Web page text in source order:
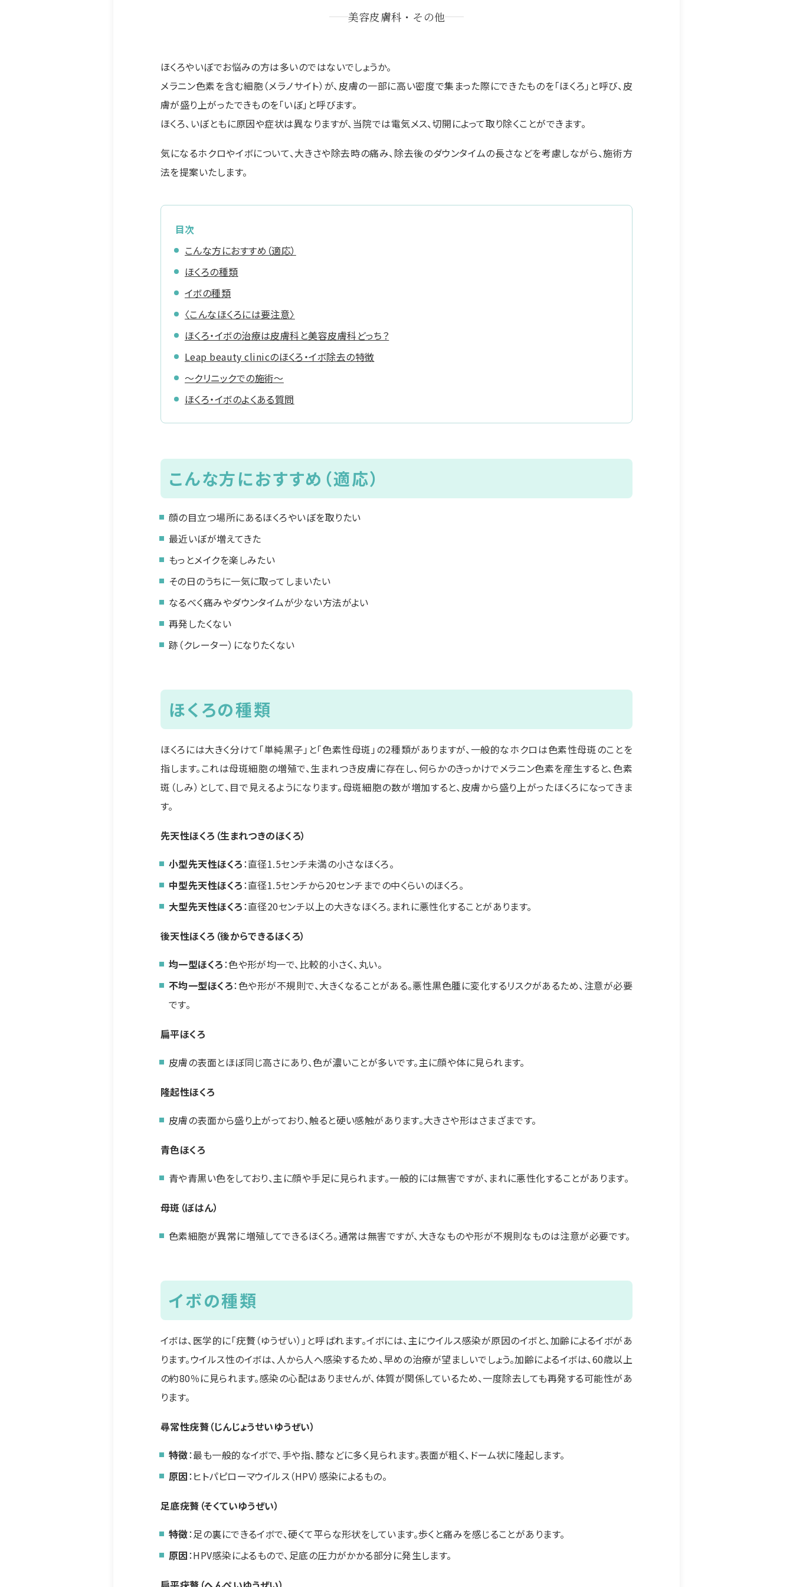
美容皮膚科・その他
ほくろやいぼでお悩みの方は多いのではないでしょうか。
メラニン色素を含む細胞（メラノサイト）が、皮膚の一部に高い密度で集まった際にできたものを「ほくろ」と呼び、皮
膚が盛り上がったできものを「いぼ」と呼びます。
ほくろ、いぼともに原因や症状は異なりますが、当院では電気メス、切開によって取り除くことができます。
気になるホクロやイボについて、大きさや除去時の痛み、除去後のダウンタイムの長さなどを考慮しながら、施術方
法を提案いたします。
目次
こんな方におすすめ（適応）
ほくろの種類
イボの種類
〈こんなほくろには要注意〉
ほくろ・イボの治療は皮膚科と美容皮膚科どっち？
Leap beauty clinicのほくろ・イボ除去の特徴
～クリニックでの施術～
ほくろ・イボのよくある質問
こんな方におすすめ（適応）
顔の目立つ場所にあるほくろやいぼを取りたい
最近いぼが増えてきた
もっとメイクを楽しみたい
その日のうちに一気に取ってしまいたい
なるべく痛みやダウンタイムが少ない方法がよい
再発したくない
跡（クレーター）になりたくない
ほくろの種類
ほくろには大きく分けて「単純黒子」と「色素性母斑」の2種類がありますが、一般的なホクロは色素性母斑のことを
指します。これは母斑細胞の増殖で、生まれつき皮膚に存在し、何らかのきっかけでメラニン色素を産生すると、色素
斑（しみ）として、目で見えるようになります。母斑細胞の数が増加すると、皮膚から盛り上がったほくろになってきま
す。
先天性ほくろ（生まれつきのほくろ）
小型先天性ほくろ：直径1.5センチ未満の小さなほくろ。
中型先天性ほくろ：直径1.5センチから20センチまでの中くらいのほくろ。
大型先天性ほくろ：直径20センチ以上の大きなほくろ。まれに悪性化することがあります。
後天性ほくろ（後からできるほくろ）
均一型ほくろ：色や形が均一で、比較的小さく、丸い。
不均一型ほくろ：色や形が不規則で、大きくなることがある。悪性黒色腫に変化するリスクがあるため、注意が必要
です。
扁平ほくろ
皮膚の表面とほぼ同じ高さにあり、色が濃いことが多いです。主に顔や体に見られます。
隆起性ほくろ
皮膚の表面から盛り上がっており、触ると硬い感触があります。大きさや形はさまざまです。
青色ほくろ
青や青黒い色をしており、主に顔や手足に見られます。一般的には無害ですが、まれに悪性化することがあります。
母斑（ぼはん）
色素細胞が異常に増殖してできるほくろ。通常は無害ですが、大きなものや形が不規則なものは注意が必要です。
イボの種類
イボは、医学的に「疣贅（ゆうぜい）」と呼ばれます。イボには、主にウイルス感染が原因のイボと、加齢によるイボがあ
ります。ウイルス性のイボは、人から人へ感染するため、早めの治療が望ましいでしょう。加齢によるイボは、60歳以上
の約80％に見られます。感染の心配はありませんが、体質が関係しているため、一度除去しても再発する可能性があ
ります。
尋常性疣贅（じんじょうせいゆうぜい）
特徴：最も一般的なイボで、手や指、膝などに多く見られます。表面が粗く、ドーム状に隆起します。
原因：ヒトパピローマウイルス（HPV）感染によるもの。
足底疣贅（そくていゆうぜい）
特徴：足の裏にできるイボで、硬くて平らな形状をしています。歩くと痛みを感じることがあります。
原因：HPV感染によるもので、足底の圧力がかかる部分に発生します。